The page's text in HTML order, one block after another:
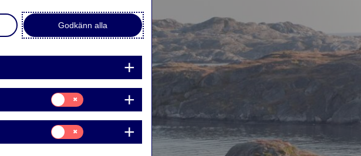
Logga in som företagskund
Nordea Business
Godkänn alla
Samtycke
för:
Statistik
Samtycke
för:
Marknadsföring